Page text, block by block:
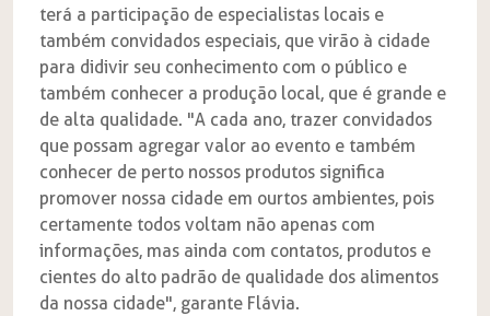
terá a participação de especialistas locais e
também convidados especiais, que virão à cidade
para didivir seu conhecimento com o público e
também conhecer a produção local, que é grande e
de alta qualidade. "A cada ano, trazer convidados
que possam agregar valor ao evento e também
conhecer de perto nossos produtos significa
promover nossa cidade em ourtos ambientes, pois
certamente todos voltam não apenas com
informações, mas ainda com contatos, produtos e
cientes do alto padrão de qualidade dos alimentos
da nossa cidade", garante Flávia.